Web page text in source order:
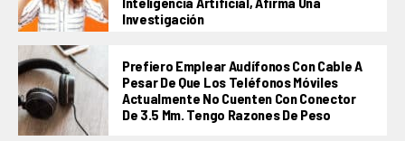
Investigación
Prefiero Emplear Audífonos Con Cable A
Pesar De Que Los Teléfonos Móviles
Actualmente No Cuenten Con Conector
De 3.5 Mm. Tengo Razones De Peso